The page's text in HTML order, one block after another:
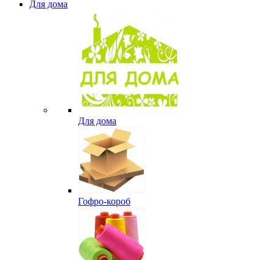
Для дома
Для дома
Гофро-короб